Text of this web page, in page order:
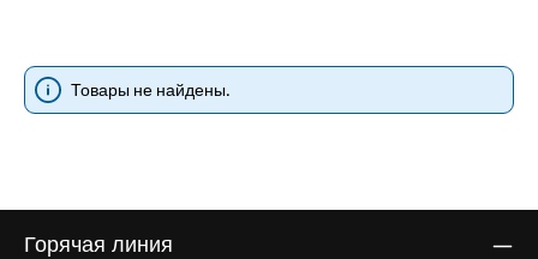
Товары не найдены.
Горячая линия